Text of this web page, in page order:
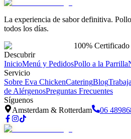
La experiencia de sabor definitiva.
todos los días.
100%
Descubrir
InicioMenú y PedidosPollo a la Parrilla
Servicio
Sobre Eva ChickenCateringBlog
de AlérgenosPreguntas Frecuentes
Síguenos
Amsterdam & Rotterdam
06